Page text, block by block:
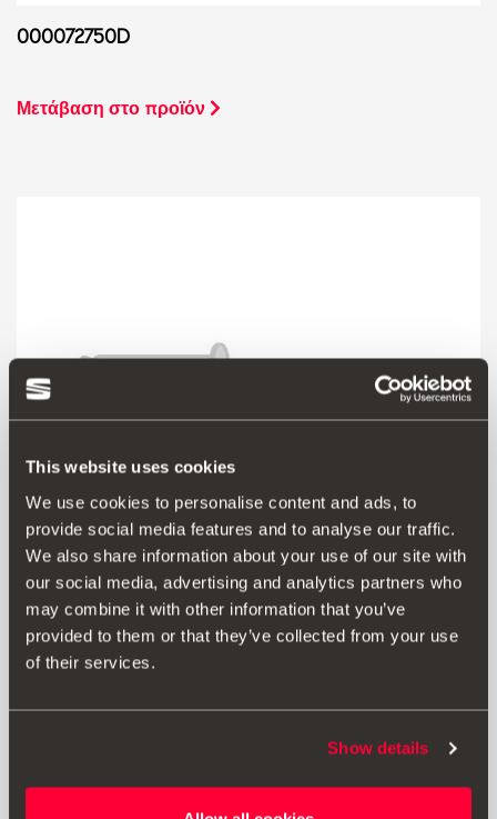
This website uses cookies
We use cookies to personalise content and ads, to
provide social media features and to analyse our traffic.
We also share information about your use of our site with
our social media, advertising and analytics partners who
may combine it with other information that you’ve
provided to them or that they’ve collected from your use
of their services.
Show details
000072750D
Μετάβαση στο προϊόν
000072751A
Μετάβαση στο προϊόν